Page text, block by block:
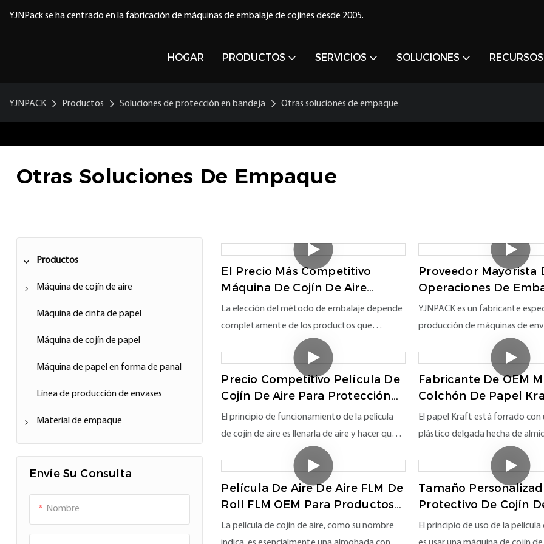
YJNPack se ha centrado en la fabricación de máquinas de embalaje de cojines desde 2005.
HOGAR PRODUCTOS SERVICIOS SOLUCIONES RECURSOS
YJNPACK Productos Soluciones de protección en bandeja Otras soluciones de empaque
Otras Soluciones De Empaque
Productos
Máquina de cojín de aire
Accesorio de cojín de aire
Máquina de cinta de papel
Máquina de cojín de papel
Máquina de papel en forma de panal
Línea de producción de envases
Material de empaque
Burbuja de aire de papel
Papel de panal
Envíe Su Consulta
Nombre
El Precio Más Competitivo
Máquina De Cojín De Aire
Blanco MA400 Para
Empaquetarse
La elección del método de embalaje depende
completamente de los productos que
necesite empacar. Si necesita empacar
objetos de valor, artículos frágiles, vasos,
tazones de cerámica, etc., elegir una
almohada de cojín de aire para protección y
transporte es la mejor opción. Además, pesa
menos de 5 kg, lo cual es conveniente llevar y
Proveedor Mayorista
Operaciones De
Yjnpack
YJNPACK es un fabricante
producción de máquinas de
cojines. Tiene 16 años de
industria. Proporciona
confiables y sostenibles. Tiene
producción y talleres
los productos son profesionales
y control de calidad verifica la
productos incluyen series de
serie de papel de panal, serie
serie de cintas, etc., en lugar de
Precio Competitivo Película De
Cojín De Aire Para Protección
Del Transporte
El principio de funcionamiento de la película
de cojín de aire es llenarla de aire y hacer que
se expanda para producir un efecto de
amortiguación de alta eficiencia. Diseñado
para reemplazar papel y espuma, se puede
utilizar ampliamente para objetos de
Fabricante De OEM
Colchón De Papel
De Papel Doblado
El papel Kraft está forrado con
plástico delgada hecha de
biodegradable, que está
una máquina de cojín de papel,
proteger los artículos y reducir
daños durante el transporte.
Película De Aire De Aire FLM De
Roll FLM OEM Para Productos
De Embalaje Inflable
La película de cojín de aire, como su nombre
Tamaño
Protectivo De Cojín
De Aire Inflable
Para Bienes
El principio de uso de la